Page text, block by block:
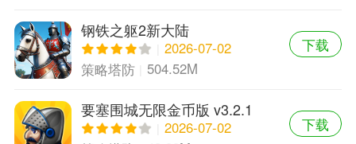
钢铁之躯2新大陆
2026-07-02
策略塔防
504.52M
下载
要塞围城无限金币版 v3.2.1
中文版
2026-07-02
下载